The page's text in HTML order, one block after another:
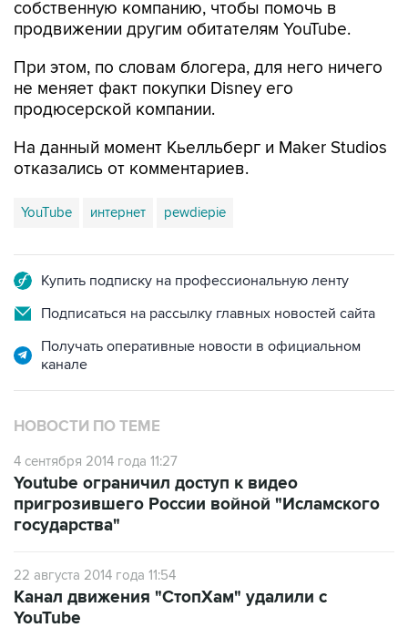
собственную компанию, чтобы помочь в
продвижении другим обитателям YouTube.
При этом, по словам блогера, для него ничего
не меняет факт покупки Disney его
продюсерской компании.
На данный момент Кьелльберг и Maker Studios
отказались от комментариев.
YouTube интернет pewdiepie
Купить подписку на профессиональную ленту
Подписаться на рассылку главных новостей сайта
Получать оперативные новости в официальном
канале
НОВОСТИ ПО ТЕМЕ
4 сентября 2014 года 11:27
Youtube ограничил доступ к видео
пригрозившего России войной "Исламского
государства"
22 августа 2014 года 11:54
Канал движения "СтопХам" удалили с
YouTube